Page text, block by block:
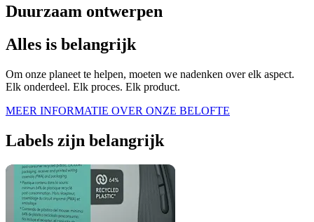
Duurzaam ontwerpen
Alles is belangrijk
Om onze planeet te helpen, moeten we nadenken over elk aspect.
Elk onderdeel. Elk proces. Elk product.
MEER INFORMATIE OVER ONZE BELOFTE
Labels zijn belangrijk